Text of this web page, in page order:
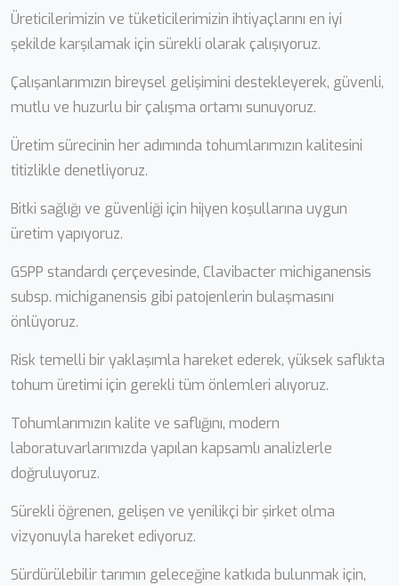
Üreticilerimizin ve tüketicilerimizin ihtiyaçlarını en iyi
şekilde karşılamak için sürekli olarak çalışıyoruz.
Çalışanlarımızın bireysel gelişimini destekleyerek, güvenli,
mutlu ve huzurlu bir çalışma ortamı sunuyoruz.
Üretim sürecinin her adımında tohumlarımızın kalitesini
titizlikle denetliyoruz.
Bitki sağlığı ve güvenliği için hijyen koşullarına uygun
üretim yapıyoruz.
GSPP standardı çerçevesinde, Clavibacter michiganensis
subsp. michiganensis gibi patojenlerin bulaşmasını
önlüyoruz.
Risk temelli bir yaklaşımla hareket ederek, yüksek saflıkta
tohum üretimi için gerekli tüm önlemleri alıyoruz.
Tohumlarımızın kalite ve saflığını, modern
laboratuvarlarımızda yapılan kapsamlı analizlerle
doğruluyoruz.
Sürekli öğrenen, gelişen ve yenilikçi bir şirket olma
vizyonuyla hareket ediyoruz.
Sürdürülebilir tarımın geleceğine katkıda bulunmak için,